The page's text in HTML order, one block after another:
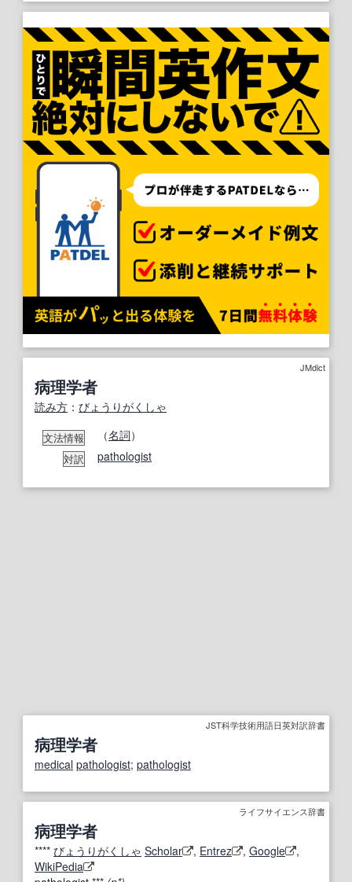
JMdict
病理学者
読み方 ： びょうりがくしゃ
文法情報 （名詞）
対訳 pathologist
JST科学技術用語日英対訳辞書
病理学者
medical pathologist; pathologist
ライフサイエンス辞書
病理学者
**** びょうりがくしゃ Scholar , Entrez , Google
,
WikiPedia